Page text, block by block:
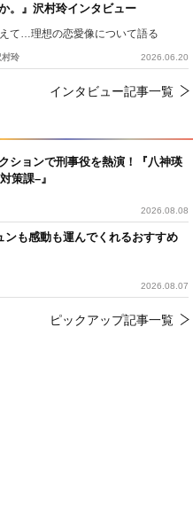
ションで刑事役を熱演！『八神瑛
策課–』
2026.08.08
も感動も運んでくれるおすすめ
2026.08.07
ピックアップ記事一覧
。』沢村玲インタビュー
て…理想の恋愛像について語る
村玲 2026.06.20
インタビュー記事一覧